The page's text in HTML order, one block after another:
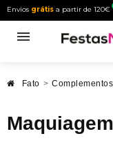
Envios grátis a partir de 120€
Fato >